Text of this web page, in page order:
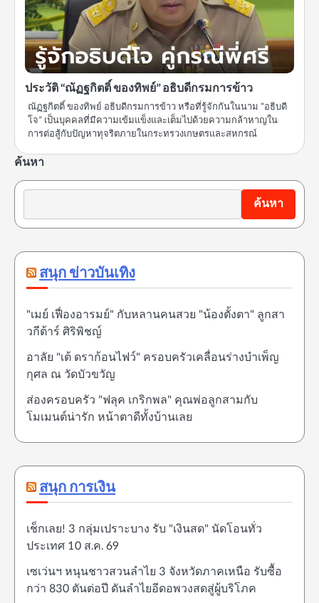
ประวัติ “ณัฏฐกิตติ์ ของทิพย์” อธิบดีกรมการข้าว
ณัฏฐกิตติ์ ของทิพย์ อธิบดีกรมการข้าว หรือที่รู้จักกันในนาม “อธิบดี
โจ” เป็นบุคคลที่มีความเข้มแข็งและเต็มไปด้วยความกล้าหาญใน
การต่อสู้กับปัญหาทุจริตภายในกระทรวงเกษตรและสหกรณ์
ค้นหา
ค้นหา
สนุก ข่าวบันเทิง
"เมย์ เฟื่องอารมย์" กับหลานคนสวย "น้องตั้งตา" ลูกสา
วกีต้าร์ ศิริพิชญ์
อาลัย "เต้ ดราก้อนไฟว์" ครอบครัวเคลื่อนร่างบำเพ็ญ
กุศล ณ วัดบัวขวัญ
ส่องครอบครัว "ฟลุค เกริกพล" คุณพ่อลูกสามกับ
โมเมนต์น่ารัก หน้าตาดีทั้งบ้านเลย
สนุก การเงิน
เช็กเลย! 3 กลุ่มเปราะบาง รับ "เงินสด" นัดโอนทั่ว
ประเทศ 10 ส.ค. 69
เซเว่นฯ หนุนชาวสวนลำไย 3 จังหวัดภาคเหนือ รับซื้อ
กว่า 830 ตันต่อปี ดันลำไยอีดอพวงสดสู่ผู้บริโภค